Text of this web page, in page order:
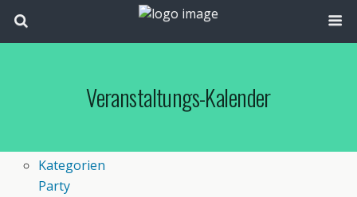
Veranstaltungs-Kalender
Kategorien
Party